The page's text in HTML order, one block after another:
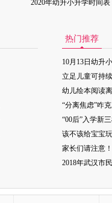
2020年幼升小升学时间表
热门推荐
10月13日幼升
立足儿童可持
幼儿绘本阅读
“分离焦虑”咋
“00后”入学新
该不该给宝宝
家长们请注意
2018年武汉市